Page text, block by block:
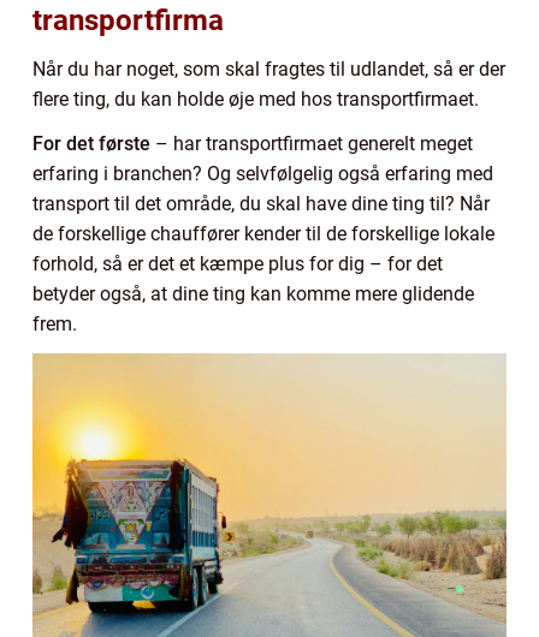
transportfirma
Når du har noget, som skal fragtes til udlandet, så er der
flere ting, du kan holde øje med hos transportfirmaet.
For det første – har transportfirmaet generelt meget
erfaring i branchen? Og selvfølgelig også erfaring med
transport til det område, du skal have dine ting til? Når
de forskellige chauffører kender til de forskellige lokale
forhold, så er det et kæmpe plus for dig – for det
betyder også, at dine ting kan komme mere glidende
frem.